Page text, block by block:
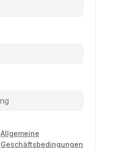
Allgemeine
Geschäftsbedingungen